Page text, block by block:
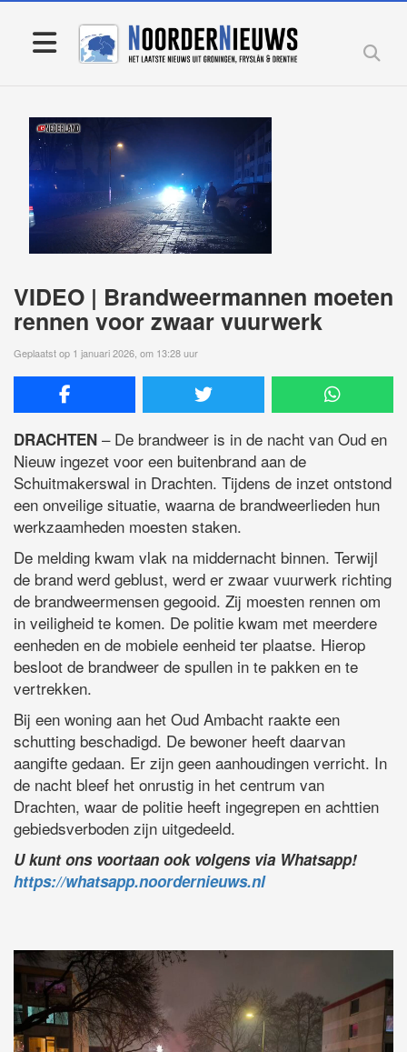
VIDEO | Brandweermannen moeten
rennen voor zwaar vuurwerk
Geplaatst op 1 januari 2026, om 13:28 uur
DRACHTEN – De brandweer is in de nacht van Oud en
Nieuw ingezet voor een buitenbrand aan de
Schuitmakerswal in Drachten. Tijdens de inzet ontstond
een onveilige situatie, waarna de brandweerlieden hun
werkzaamheden moesten staken.
De melding kwam vlak na middernacht binnen. Terwijl
de brand werd geblust, werd er zwaar vuurwerk richting
de brandweermensen gegooid. Zij moesten rennen om
in veiligheid te komen. De politie kwam met meerdere
eenheden en de mobiele eenheid ter plaatse. Hierop
besloot de brandweer de spullen in te pakken en te
vertrekken.
Bij een woning aan het Oud Ambacht raakte een
schutting beschadigd. De bewoner heeft daarvan
aangifte gedaan. Er zijn geen aanhoudingen verricht. In
de nacht bleef het onrustig in het centrum van
Drachten, waar de politie heeft ingegrepen en achttien
gebiedsverboden zijn uitgedeeld.
U kunt ons voortaan ook volgens via Whatsapp!
https://whatsapp.noordernieuws.nl